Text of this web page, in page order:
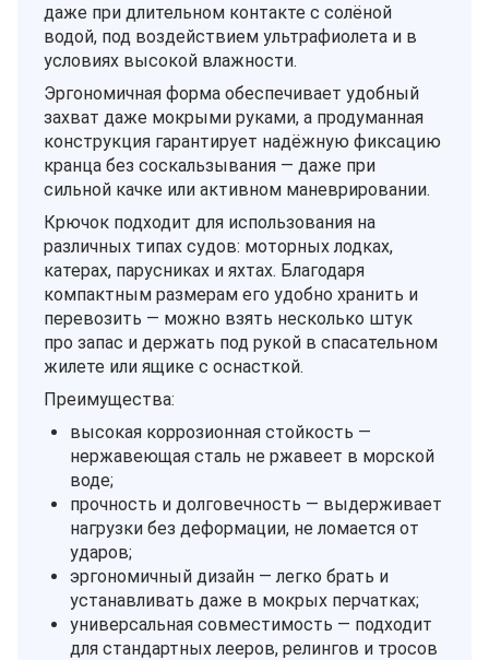
даже при длительном контакте с солёной
водой, под воздействием ультрафиолета и в
условиях высокой влажности.
Эргономичная форма обеспечивает удобный
захват даже мокрыми руками, а продуманная
конструкция гарантирует надёжную фиксацию
кранца без соскальзывания — даже при
сильной качке или активном маневрировании.
Крючок подходит для использования на
различных типах судов: моторных лодках,
катерах, парусниках и яхтах. Благодаря
компактным размерам его удобно хранить и
перевозить — можно взять несколько штук
про запас и держать под рукой в спасательном
жилете или ящике с оснасткой.
Преимущества:
высокая коррозионная стойкость —
нержавеющая сталь не ржавеет в морской
воде;
прочность и долговечность — выдерживает
нагрузки без деформации, не ломается от
ударов;
эргономичный дизайн — легко брать и
устанавливать даже в мокрых перчатках;
универсальная совместимость — подходит
для стандартных лееров, релингов и тросов